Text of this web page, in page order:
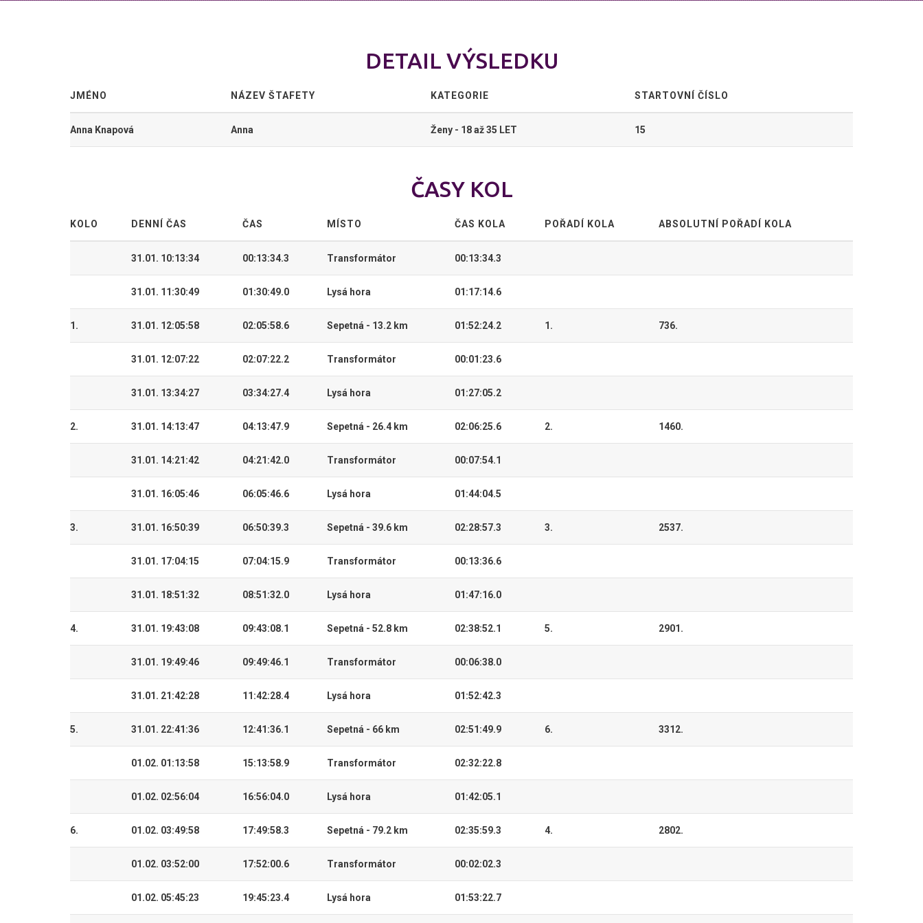
DETAIL VÝSLEDKU
JMÉNO NÁZEV ŠTAFETY KATEGORIE STARTOVNÍ ČÍSLO
Anna Knapová Anna Ženy - 18 až 35 LET 15
ČASY KOL
KOLO DENNÍ ČAS ČAS MÍSTO ČAS KOLA POŘADÍ KOLA ABSOLUTNÍ POŘADÍ KOLA
31.01. 10:13:34 00:13:34.3 Transformátor 00:13:34.3
31.01. 11:30:49 01:30:49.0 Lysá hora 01:17:14.6
1. 31.01. 12:05:58 02:05:58.6 Sepetná - 13.2 km 01:52:24.2 1. 736.
31.01. 12:07:22 02:07:22.2 Transformátor 00:01:23.6
31.01. 13:34:27 03:34:27.4 Lysá hora 01:27:05.2
2. 31.01. 14:13:47 04:13:47.9 Sepetná - 26.4 km 02:06:25.6 2. 1460.
31.01. 14:21:42 04:21:42.0 Transformátor 00:07:54.1
31.01. 16:05:46 06:05:46.6 Lysá hora 01:44:04.5
3. 31.01. 16:50:39 06:50:39.3 Sepetná - 39.6 km 02:28:57.3 3. 2537.
31.01. 17:04:15 07:04:15.9 Transformátor 00:13:36.6
31.01. 18:51:32 08:51:32.0 Lysá hora 01:47:16.0
4. 31.01. 19:43:08 09:43:08.1 Sepetná - 52.8 km 02:38:52.1 5. 2901.
31.01. 19:49:46 09:49:46.1 Transformátor 00:06:38.0
31.01. 21:42:28 11:42:28.4 Lysá hora 01:52:42.3
5. 31.01. 22:41:36 12:41:36.1 Sepetná - 66 km 02:51:49.9 6. 3312.
01.02. 01:13:58 15:13:58.9 Transformátor 02:32:22.8
01.02. 02:56:04 16:56:04.0 Lysá hora 01:42:05.1
6. 01.02. 03:49:58 17:49:58.3 Sepetná - 79.2 km 02:35:59.3 4. 2802.
01.02. 03:52:00 17:52:00.6 Transformátor 00:02:02.3
01.02. 05:45:23 19:45:23.4 Lysá hora 01:53:22.7